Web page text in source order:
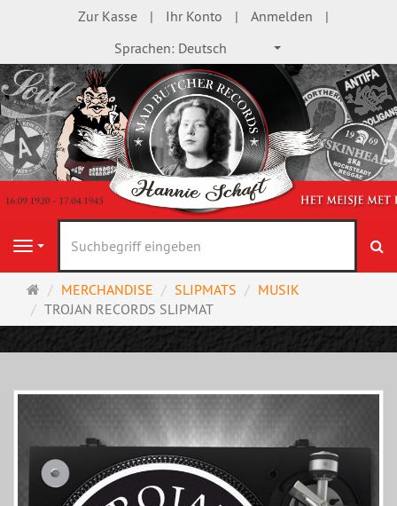
Zur Kasse Ihr Konto
Anmelden
Sprachen: Deutsch
Navigation
Startseite
MERCHANDISE SLIPMATS
MUSIK
TROJAN RECORDS SLIPMAT